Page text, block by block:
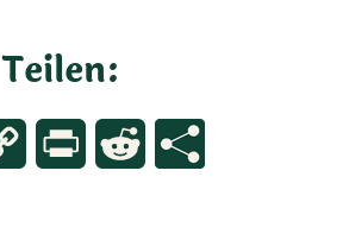
Teilen:
Copy
Print Reddit